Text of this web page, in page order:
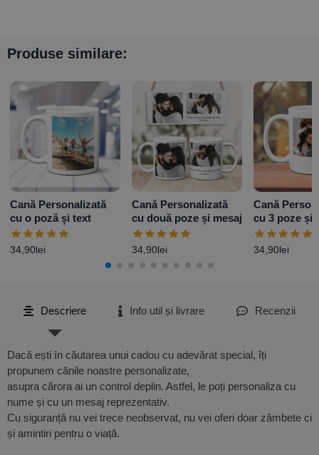
Produse similare:
Cană Personalizată
cu o poză și text
34,90lei
Cană Personalizată
cu două poze și mesaj
34,90lei
Cană
cu 3 poze și
Model 2
34,90lei
Descriere Info util și livrare Recenzii
Dacă ești în căutarea unui cadou cu adevărat special, îți
propunem cănile noastre personalizate,
asupra cărora ai un control deplin. Astfel, le poți personaliza cu
nume și cu un mesaj reprezentativ.
Cu siguranță nu vei trece neobservat, nu vei oferi doar zâmbete ci
și amintiri pentru o viață.